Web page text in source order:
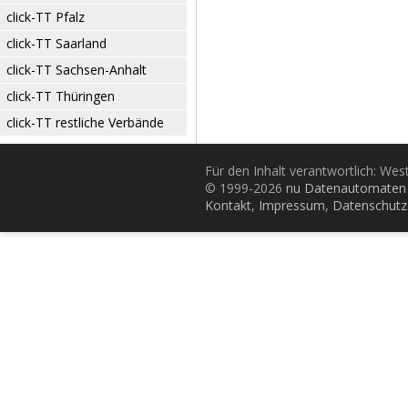
click-TT Pfalz
click-TT Saarland
click-TT Sachsen-Anhalt
click-TT Thüringen
click-TT restliche Verbände
Für den Inhalt verantwortlich:
© 1999-2026 nu
Kontakt, Impressum, Datenschutz